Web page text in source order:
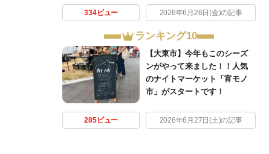
334ビュー 2026年6月26日(金)の記事
ランキング10
【大東市】今年もこのシーズ
ンがやって来ました！！人気
のナイトマーケット「宵モノ
市」がスタートです！
285ビュー 2026年6月27日(土)の記事